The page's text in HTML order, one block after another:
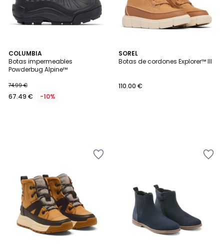
COLUMBIA
Botas impermeables
Powderbug Alpine™
74.99 €
67.49 € -10%
SOREL
Botas de cordones Explorer™ III
110.00 €